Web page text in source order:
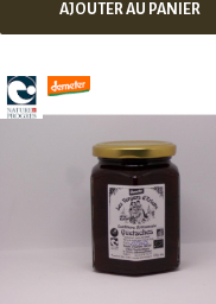
AJOUTER AU PANIER